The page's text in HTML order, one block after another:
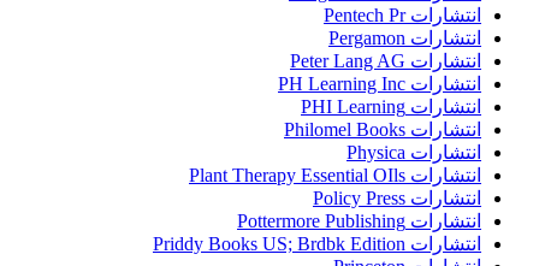
انتشارات Pentech Pr
انتشارات Pergamon
انتشارات Peter Lang AG
انتشارات PH Learning Inc
انتشارات PHI Learning
انتشارات Philomel Books
انتشارات Physica
انتشارات Plant Therapy Essential OIls
انتشارات Policy Press
انتشارات Pottermore Publishing
انتشارات Priddy Books US; Brdbk Edition